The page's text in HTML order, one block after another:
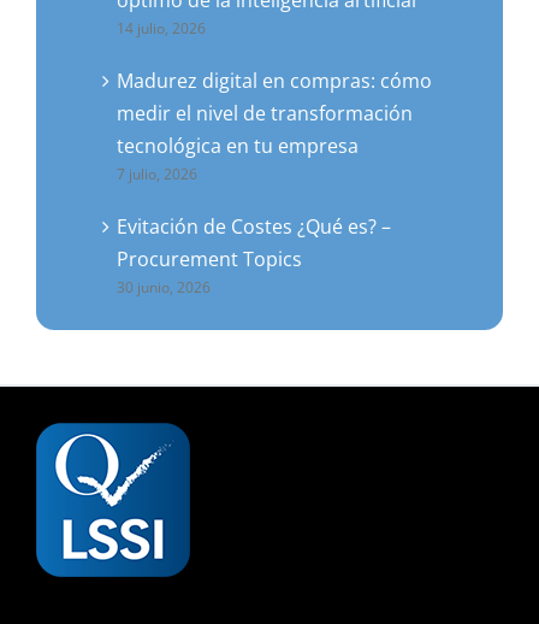
14 julio, 2026
Madurez digital en compras: cómo
medir el nivel de transformación
tecnológica en tu empresa
7 julio, 2026
Evitación de Costes ¿Qué es? –
Procurement Topics
30 junio, 2026